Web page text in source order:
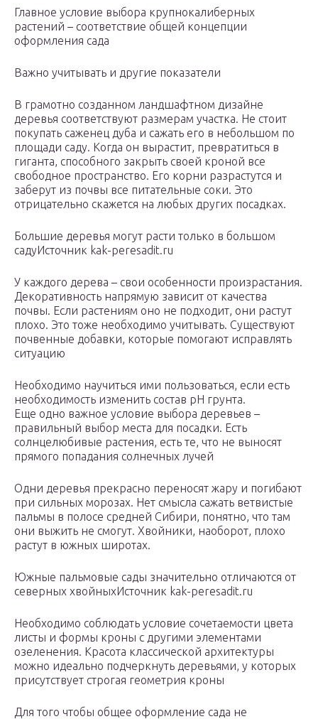
Главное условие выбора крупнокалиберных
растений – соответствие общей концепции
оформления сада
Важно учитывать и другие показатели
В грамотно созданном ландшафтном дизайне
деревья соответствуют размерам участка. Не стоит
покупать саженец дуба и сажать его в небольшом по
площади саду. Когда он вырастит, превратиться в
гиганта, способного закрыть своей кроной все
свободное пространство. Его корни разрастутся и
заберут из почвы все питательные соки. Это
отрицательно скажется на любых других посадках.
Большие деревья могут расти только в большом
садуИсточник kak-peresadit.ru
У каждого дерева – свои особенности произрастания.
Декоративность напрямую зависит от качества
почвы. Если растениям оно не подходит, они растут
плохо. Это тоже необходимо учитывать. Существуют
почвенные добавки, которые помогают исправлять
ситуацию
Необходимо научиться ими пользоваться, если есть
необходимость изменить состав рН грунта.
Еще одно важное условие выбора деревьев –
правильный выбор места для посадки. Есть
солнцелюбивые растения, есть те, что не выносят
прямого попадания солнечных лучей
Одни деревья прекрасно переносят жару и погибают
при сильных морозах. Нет смысла сажать ветвистые
пальмы в полосе средней Сибири, понятно, что там
они выжить не смогут. Хвойники, наоборот, плохо
растут в южных широтах.
Южные пальмовые сады значительно отличаются от
северных хвойныхИсточник kak-peresadit.ru
Необходимо соблюдать условие сочетаемости цвета
листы и формы кроны с другими элементами
озеленения. Красота классической архитектуры
можно идеально подчеркнуть деревьями, у которых
присутствует строгая геометрия кроны
Для того чтобы общее оформление сада не